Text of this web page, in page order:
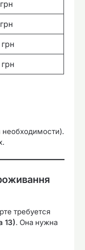
требуется
13). Она нужна